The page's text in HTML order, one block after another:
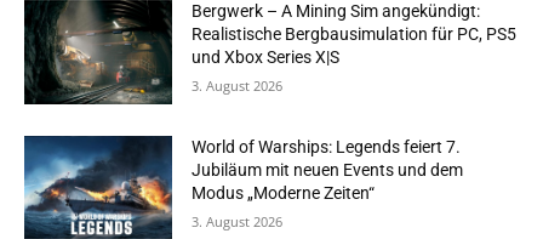
Bergwerk – A Mining Sim angekündigt:
Realistische Bergbausimulation für PC, PS5
und Xbox Series X|S
3. August 2026
World of Warships: Legends feiert 7.
Jubiläum mit neuen Events und dem
Modus „Moderne Zeiten“
3. August 2026